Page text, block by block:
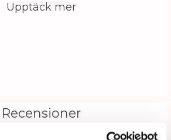
Upptäck mer
Recensioner